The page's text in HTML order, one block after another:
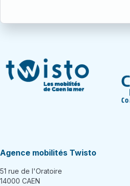
Agence mobilités Twisto
51 rue de l'Oratoire
14000 CAEN